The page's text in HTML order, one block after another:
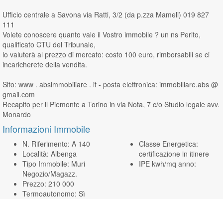
Ufficio centrale a Savona via Ratti, 3/2 (da p.zza Mameli) 019 827
111
Volete conoscere quanto vale il Vostro immobile ? un ns Perito,
qualificato CTU del Tribunale,
lo valuterà al prezzo di mercato: costo 100 euro, rimborsabili se ci
incaricherete della vendita.
Sito: www . absimmobiliare . it - posta elettronica: immobiliare.abs @
gmail.com
Recapito per il Piemonte a Torino in via Nota, 7 c/o Studio legale avv.
Monardo
Informazioni Immobile
N. Riferimento: A 140
Località: Albenga
Tipo Immobile: Muri
Negozio/Magazz.
Prezzo: 210 000
Termoautonomo: Sì
Classe Energetica:
certificazione in itinere
IPE kwh/mq anno: